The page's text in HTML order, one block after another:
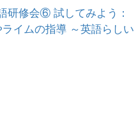
研修会⑥ 試してみよう：
イムの指導 ～英語らしい